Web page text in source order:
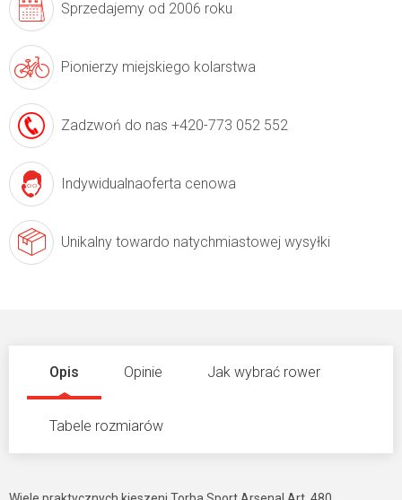
Sprzedajemy od 2006 roku
Pionierzy miejskiego kolarstwa
Zadzwoń do nas +420-773 052 552
Indywidualnaoferta cenowa
Unikalny towardo natychmiastowej wysyłki
Opis Opinie Jak wybrać rower
Tabele rozmiarów